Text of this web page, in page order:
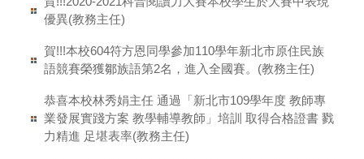
優異(教務主任)
賀!!!本校604符方恩同學參加110學年新北市原住民族
語競賽榮獲鄒族語第2名，進入全國賽。(教務主任)
恭喜本校林秀娟主任 通過「新北市109學年度 教師專
業發展實踐方案 教學輔導教師」培訓 取得合格證書 戮
力精進 足堪表率(教務主任)